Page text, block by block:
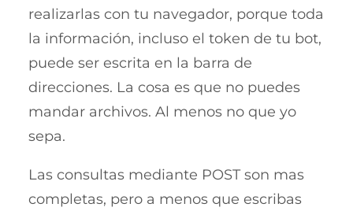
realizarlas con tu navegador, porque toda
la información, incluso el token de tu bot,
puede ser escrita en la barra de
direcciones. La cosa es que no puedes
mandar archivos. Al menos no que yo
sepa.
Las consultas mediante POST son mas
completas, pero a menos que escribas